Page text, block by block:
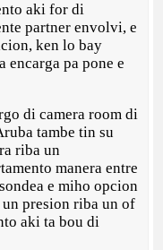
aki for di
partner envolvi, e
ken lo bay
encarga pa pone e
di camera room di
tambe tin su
riba un
manera entre
e miho opcion
presion riba un of
aki ta bou di